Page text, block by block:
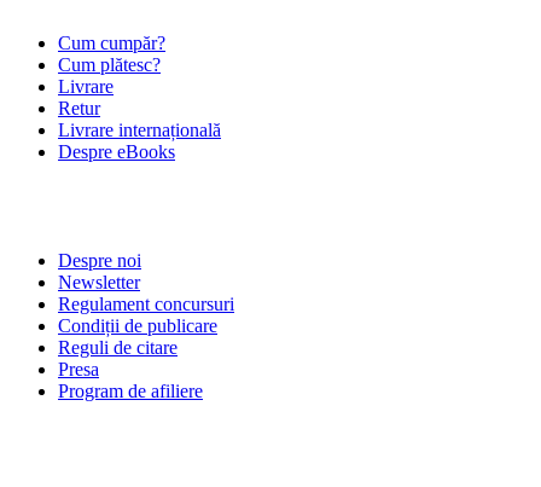
Cum cumpăr?
Cum plătesc?
Livrare
Retur
Livrare internațională
Despre eBooks
Despre noi
Newsletter
Regulament concursuri
Condiții de publicare
Reguli de citare
Presa
Program de afiliere